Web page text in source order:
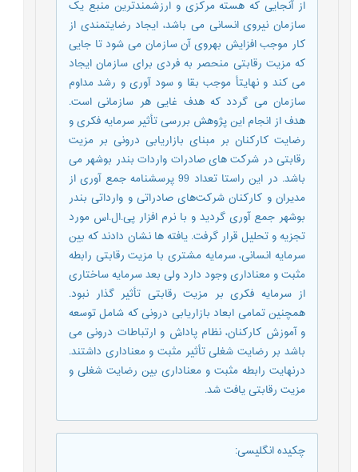
از آنجایی که هسته مرکزی و ارزشمندترین منبع یک
سازمان نیروی انسانی می باشد، ایجاد رضایتمندی از
کار موجب افزایش بهروی آن سازمان می شود تا جایی
که مزیت رقابتی منحصر به فردی برای سازمان ایجاد
می کند و نهایتأ موجب بقا و سود آوری و رشد مداوم
سازمان می گردد که هدف غایی هر سازمانی است.
هدف از انجام این پژوهش بررسی تأثیر سرمایه فکری و
رضایت کارکنان بر مبنای بازاریابی درونی بر مزیت
رقابتی در شرکت های صادرات واردات بندر بوشهر می
باشد. در این راستا تعداد 99 پرسشنامه جمع آوری از
مدیران و کارکنان شرکت‌های صادراتی و وارداتی بندر
بوشهر جمع آوری گردید و با نرم افزار پی.ال.اس مورد
تجزیه و تحلیل قرار گرفت. یافته ها نشان دادند که بین
سرمایه انسانی، سرمایه مشتری با مزیت رقابتی رابطه
مثبت و معناداری وجود دارد ولی بعد سرمایه ساختاری
از سرمایه فکری بر مزیت رقابتی تأثیر گذار نبود.
همچنین تمامی ابعاد بازاریابی درونی که شامل توسعه
و آموزش کارکنان، نظام پاداش و ارتباطات درونی می
باشد بر رضایت شغلی تأثیر مثبت و معناداری داشتند.
درنهایت رابطه مثبت و معناداری بین رضایت شغلی و
مزیت رقابتی یافت شد.
چکیده انگلیسی: